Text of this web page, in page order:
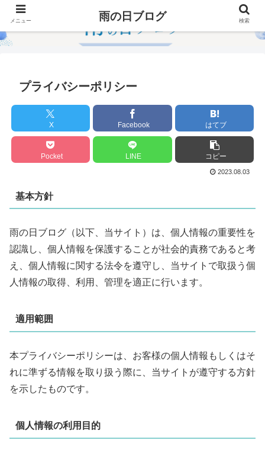
プライバシーポリシー
X Facebook はてブ
Pocket LINE コピー
2023.08.03
基本方針
雨の日ブログ（以下、当サイト）は、個人情報の重要性を
認識し、個人情報を保護することが社会的責務であると考
え、個人情報に関する法令を遵守し、当サイトで取扱う個
人情報の取得、利用、管理を適正に行います。
適用範囲
本プライバシーポリシーは、お客様の個人情報もしくはそ
れに準ずる情報を取り扱う際に、当サイトが遵守する方針
を示したものです。
個人情報の利用目的
メニュー 雨の日ブログ 検索